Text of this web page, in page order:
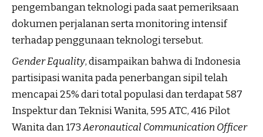
pengembangan teknologi pada saat pemeriksaan
dokumen perjalanan serta monitoring intensif
terhadap penggunaan teknologi tersebut.
Gender Equality, disampaikan bahwa di Indonesia
partisipasi wanita pada penerbangan sipil telah
mencapai 25% dari total populasi dan terdapat 587
Inspektur dan Teknisi Wanita, 595 ATC, 416 Pilot
Wanita dan 173Aeronautical Communication Officer